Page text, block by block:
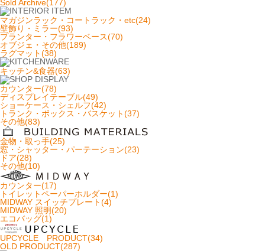
Sold Archive(177)
マガジンラック・コートラック・etc(24)
壁飾り・ミラー(93)
プランター・フラワーベース(70)
オブジェ・その他(189)
ラグマット(38)
キッチン&食器(63)
カウンター(78)
ディスプレイテーブル(49)
ショーケース・シェルフ(42)
トランク・ボックス・バスケット(37)
その他(83)
金物・取っ手(25)
窓・シャッター・パーテーション(23)
ドア(28)
その他(10)
カウンター(17)
トイレットペーパーホルダー(1)
MIDWAY スイッチプレート(4)
MIDWAY 照明(20)
エコバッグ(1)
UPCYCLE PRODUCT(34)
OLD PRODUCT(287)